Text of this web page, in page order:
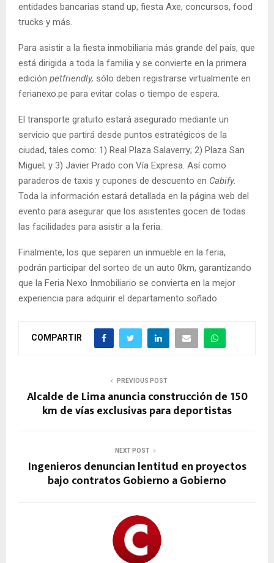
entidades bancarias stand up, fiesta Axe, concursos, food
trucks y más.
Para asistir a la fiesta inmobiliaria más grande del país, que
está dirigida a toda la familia y se convierte en la primera
edición petfriendly, sólo deben registrarse virtualmente en
ferianexo.pe para evitar colas o tiempo de espera.
El transporte gratuito estará asegurado mediante un
servicio que partirá desde puntos estratégicos de la
ciudad, tales como: 1) Real Plaza Salaverry; 2) Plaza San
Miguel; y 3) Javier Prado con Vía Expresa. Así como
paraderos de taxis y cupones de descuento en Cabify.
Toda la información estará detallada en la página web del
evento para asegurar que los asistentes gocen de todas
las facilidades para asistir a la feria.
Finalmente, los que separen un inmueble en la feria,
podrán participar del sorteo de un auto 0km, garantizando
que la Feria Nexo Inmobiliario se convierta en la mejor
experiencia para adquirir el departamento soñado.
COMPARTIR
PREVIOUS POST
Alcalde de Lima anuncia construcción de 150
km de vías exclusivas para deportistas
NEXT POST
Ingenieros denuncian lentitud en proyectos
bajo contratos Gobierno a Gobierno